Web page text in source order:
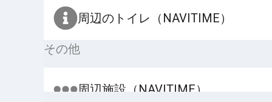
周辺のトイレ（NAVITIME）
その他
周辺施設（NAVITIME）